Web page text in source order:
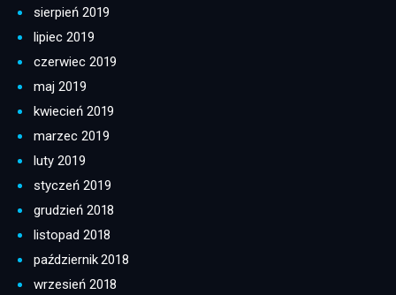
sierpień 2019
lipiec 2019
czerwiec 2019
maj 2019
kwiecień 2019
marzec 2019
luty 2019
styczeń 2019
grudzień 2018
listopad 2018
październik 2018
wrzesień 2018